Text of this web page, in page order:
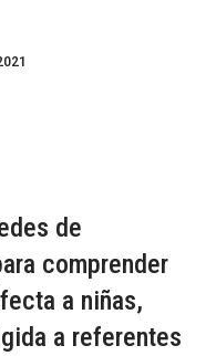
de
comprender
a niñas,
a referentes